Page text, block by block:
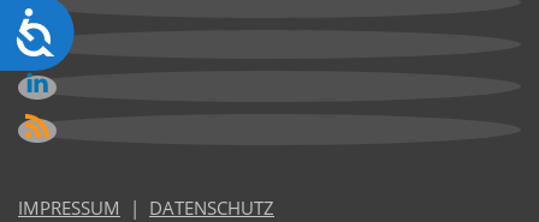
Barrierefreiheit
IMPRESSUM | DATENSCHUTZ